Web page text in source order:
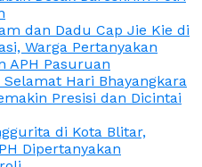
dan Dadu Cap Jie Kie di
Warga Pertanyakan
APH Pasuruan
Hari Bhayangkara
Presisi dan Dicintai
di Kota Blitar,
Dipertanyakan